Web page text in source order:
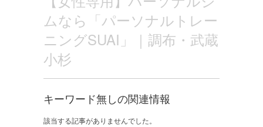
ムなら「パーソナルトレー
ニングSUAI」｜調布・武蔵
小杉
キーワード無しの関連情報
該当する記事がありませんでした。